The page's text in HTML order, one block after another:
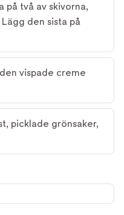
två av skivorna,
den sista på
vispade creme
picklade grönsaker,